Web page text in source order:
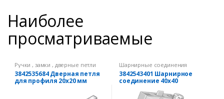
Наиболее
просматриваемые
Ручки , замки , дверные петли
3842535684 Дверная петля
для профиля 20х20 мм
Шарнирные соединения
3842543401 Шарнирное
соединение 40х40